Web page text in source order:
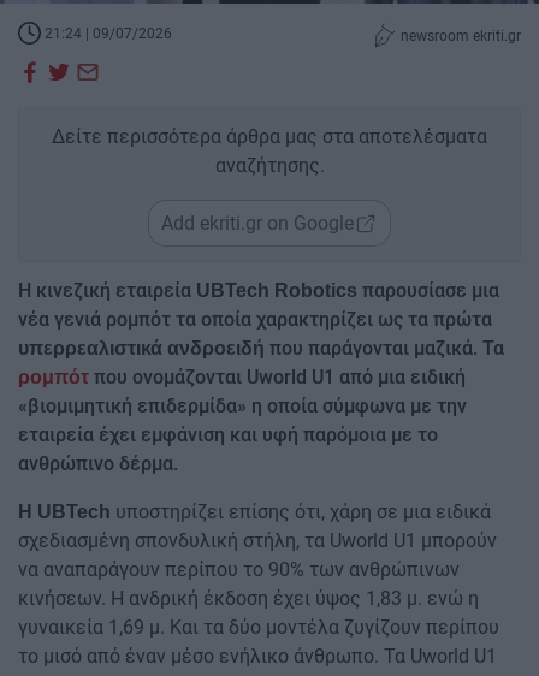
21:24 | 09/07/2026 newsroom ekriti.gr
Δείτε περισσότερα άρθρα μας στα αποτελέσματα
αναζήτησης.
Add ekriti.gr on Google
Η κινεζική εταιρεία UBTech Robotics παρουσίασε μια
νέα γενιά ρομπότ τα οποία χαρακτηρίζει ως τα πρώτα
υπερρεαλιστικά ανδροειδή που παράγονται μαζικά. Τα
ρομπότ που ονομάζονται Uworld U1 από μια ειδική
«βιομιμητική επιδερμίδα» η οποία σύμφωνα με την
εταιρεία έχει εμφάνιση και υφή παρόμοια με το
ανθρώπινο δέρμα.
Η UBTech υποστηρίζει επίσης ότι, χάρη σε μια ειδικά
σχεδιασμένη σπονδυλική στήλη, τα Uworld U1 μπορούν
να αναπαράγουν περίπου το 90% των ανθρώπινων
κινήσεων. Η ανδρική έκδοση έχει ύψος 1,83 μ. ενώ η
γυναικεία 1,69 μ. Και τα δύο μοντέλα ζυγίζουν περίπου
το μισό από έναν μέσο ενήλικο άνθρωπο. Τα Uworld U1